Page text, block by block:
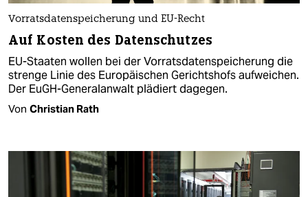
Vorratsdatenspeicherung und EU-Recht
Auf Kosten des Datenschutzes
EU-Staaten wollen bei der Vorratsdatenspeicherung die
strenge Linie des Europäischen Gerichtshofs aufweichen.
Der EuGH-Generalanwalt plädiert dagegen.
Von Christian Rath